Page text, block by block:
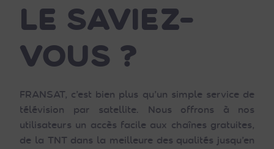
LE SAVIEZ-
VOUS ?
FRANSAT, c’est bien plus qu’un simple service de
télévision par satellite. Nous offrons à nos
utilisateurs un accès facile aux chaînes gratuites,
de la TNT dans la meilleure des qualités jusqu’en